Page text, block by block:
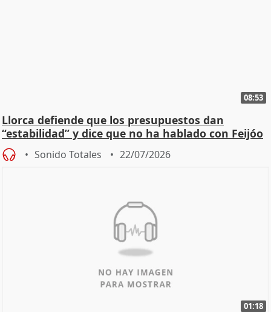
08:53
Llorca defiende que los presupuestos dan
“estabilidad” y dice que no ha hablado con Feijóo
Sonido Totales 22/07/2026
01:18